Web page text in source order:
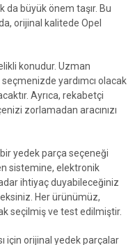
da büyük önem taşır. Bu
orijinal kalitede Opel
konudur. Uzman
yardımcı olacak
Ayrıca, rekabetçi
zorlamadan aracınızı
yedek parça seçeneği
sistemine, elektronik
ihtiyaç duyabileceğiniz
Her ürünümüz,
seçilmiş ve test edilmiştir.
için orijinal yedek parçalar